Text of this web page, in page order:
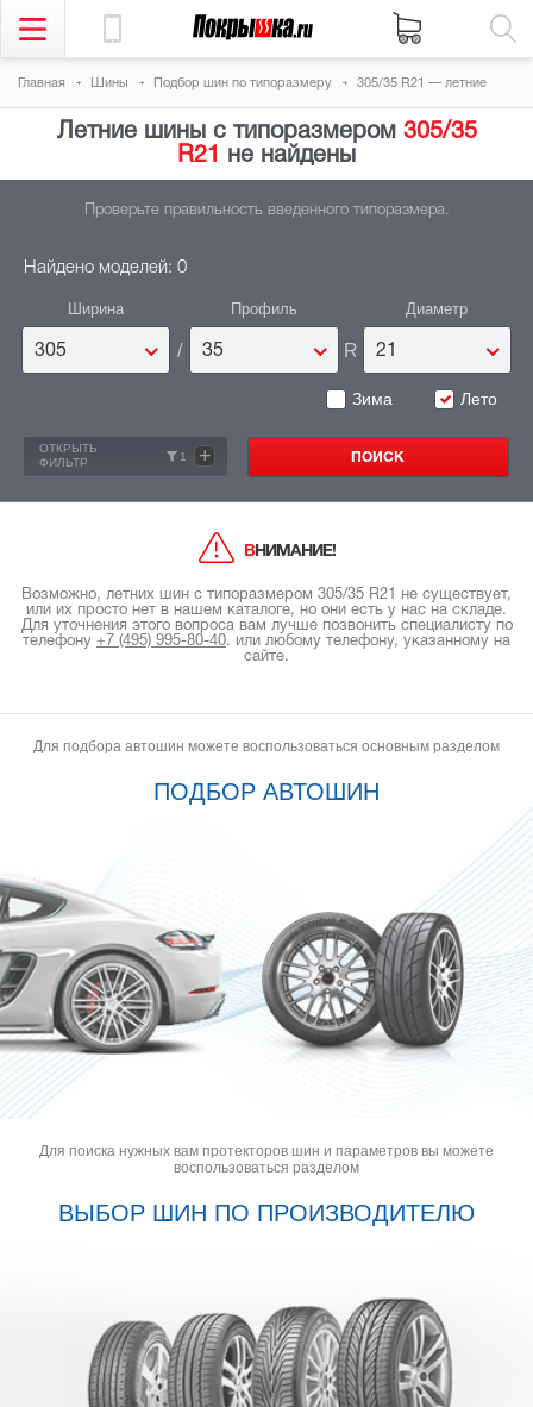
Главная Шины Подбор шин по типоразмеру 305/35 R21 — летние
Летние шины с типоразмером 305/35
R21
не найдены
Проверьте правильность введенного типоразмера.
Найдено моделей: 0
Ширина
305 /
Профиль
35 R
Диаметр
21
Зима Лето
ОТКРЫТЬ
ФИЛЬТР
1 +
ВНИМАНИЕ!
Возможно, летних шин с типоразмером 305/35 R21 не существует,
или их просто нет в нашем каталоге, но они есть у нас на складе.
Для уточнения этого вопроса вам лучше позвонить специалисту по
телефону +7 (495) 995-80-40. или любому телефону, указанному на
сайте.
Для подбора автошин можете воспользоваться основным разделом
ПОДБОР АВТОШИН
Для поиска нужных вам протекторов шин и параметров вы можете
воспользоваться разделом
ВЫБОР ШИН ПО ПРОИЗВОДИТЕЛЮ